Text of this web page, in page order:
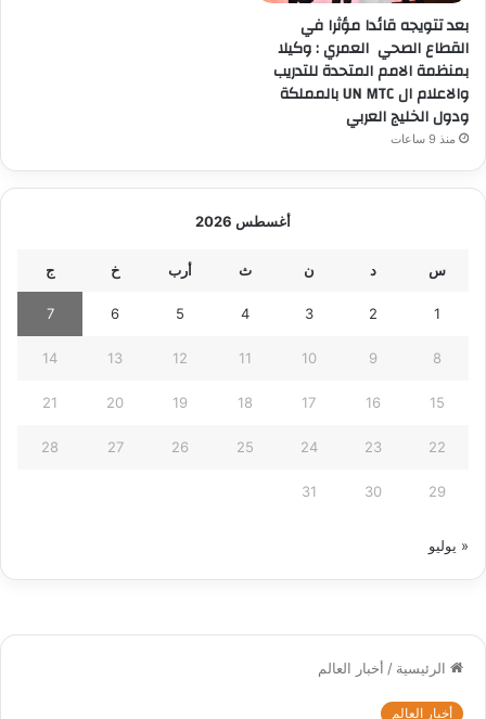
بعد تتويجه قائدا مؤثرا في
القطاع الصحي العمري : وكيلا
بمنظمة الامم المتحدة للتدريب
والاعلام ال UN MTC بالمملكة
ودول الخليج العربي
منذ 9 ساعات
أغسطس 2026
س د ن ث أرب خ ج
1
2
3
4
5
6
7
8
9
10
11
12
13
14
15
16
17
18
19
20
21
22
23
24
25
26
27
28
29
30
31
« يوليو